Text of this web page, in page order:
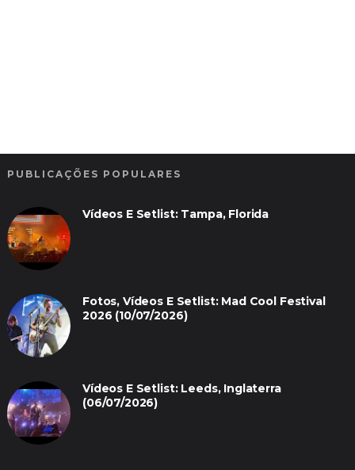
PUBLICAÇÕES POPULARES
Vídeos E Setlist: Tampa, Florida
Fotos, Vídeos E Setlist: Mad Cool Festival
2026 (10/07/2026)
Vídeos E Setlist: Leeds, Inglaterra
(06/07/2026)